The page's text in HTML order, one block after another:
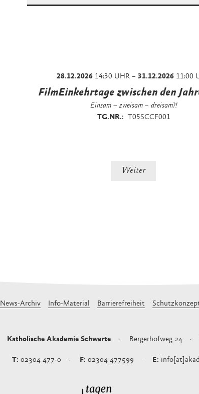
28.12.202614:30 UHR – 31.12.202611:00
FilmEinkehrtage zwischen den
Einsam – zweisam – dreisam?!
TG.NR.:
T05SCCF001
News-Archiv Info-Material Barrierefreiheit
Katholische Akademie Schwerte Bergerhofweg 24
02304 477-0 02304 477599